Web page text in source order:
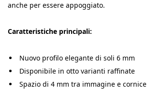
anche per essere appoggiato.
Caratteristiche principali:
Nuovo profilo elegante di soli 6 mm
Disponibile in otto varianti raffinate
Spazio di 4 mm tra immagine e cornice